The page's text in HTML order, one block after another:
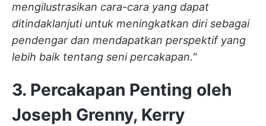
mengilustrasikan cara-cara yang dapat
ditindaklanjuti untuk meningkatkan diri sebagai
pendengar dan mendapatkan perspektif yang
lebih baik tentang seni percakapan."
3. Percakapan Penting oleh
Joseph Grenny, Kerry